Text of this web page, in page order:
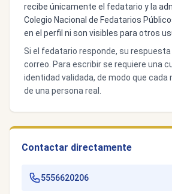
recibe únicamente el fedatario y la
Colegio Nacional de Fedatarios
en el perfil ni son visibles para otros
Si el fedatario responde, su
correo. Para escribir se requiere una
identidad validada, de modo que cada
de una persona real.
Contactar directamente
5556620206